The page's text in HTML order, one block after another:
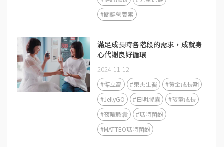
#關鍵營養素
滿足成長時各階段的需求，成就身
心代謝良好循環
2024-11-12
#傑立高 #東杰生醫
#黃金成長期
#JellyGO
#日明膠囊
#孩童成長
#夜曜膠囊
#瑪特菌酚
#MATTEO瑪特菌酚